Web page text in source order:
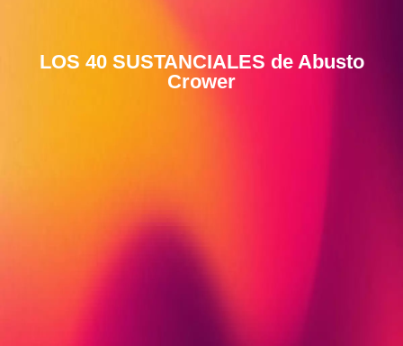
LOS 40 SUSTANCIALES de Abusto
Crower